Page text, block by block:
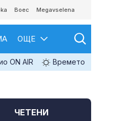
Boec Megavselena
ОЩЕ
ON AIR Времето
ЧЕТЕНИ